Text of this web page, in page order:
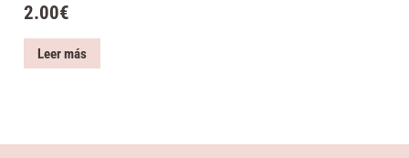
2.00€
Leer más